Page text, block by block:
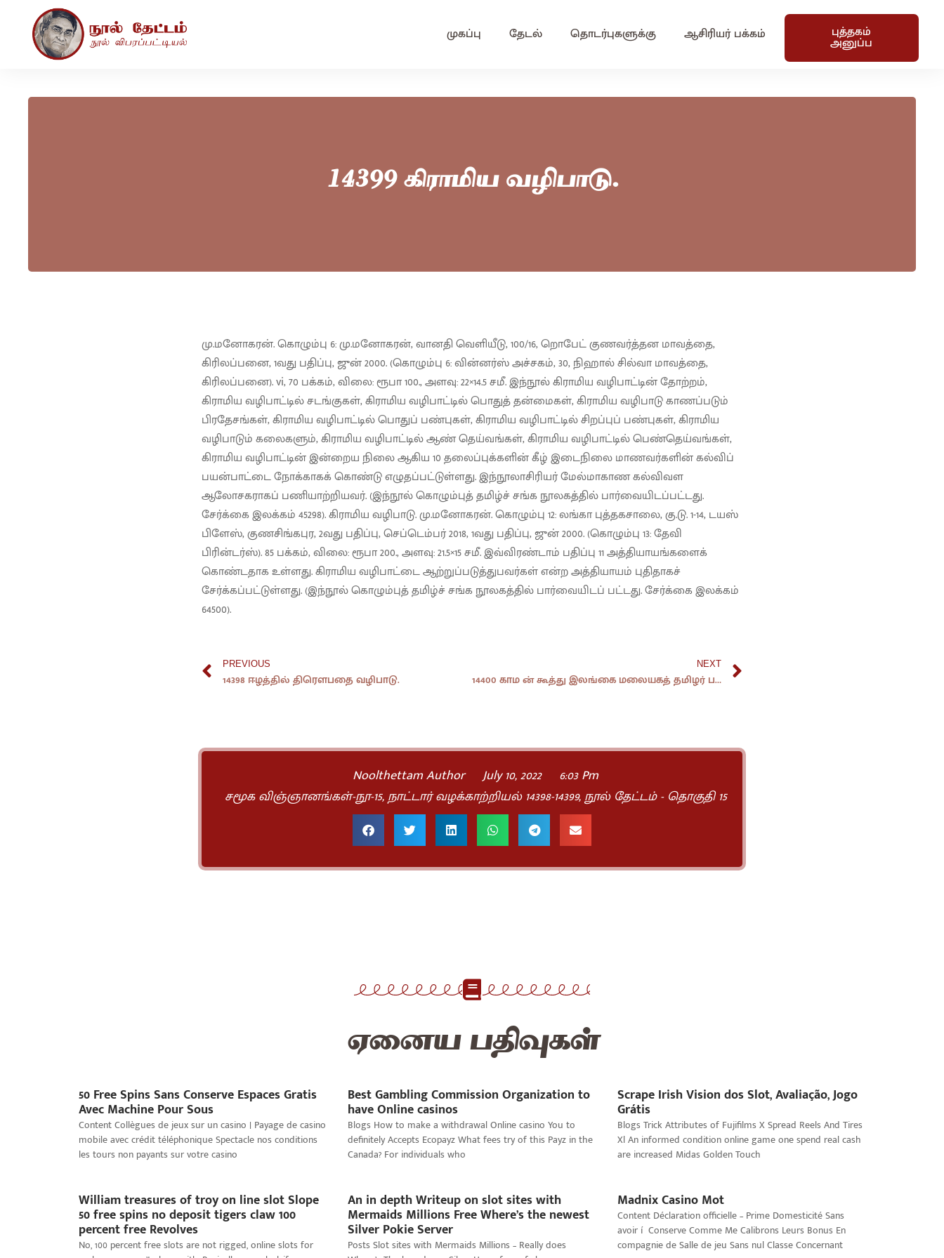
முகப்பு தேடல் தொடர்புகளுக்கு ஆசிரியர் பக்கம் புத்தகம்
அனுப்ப
14399 கிராமிய வழிபாடு.
மு.மனோகரன். கொழும்பு 6: மு.மனோகரன், வானதி வெளியீடு, 100/16, றொபேட் குணவர்த்தன மாவத்தை,
கிரிலப்பனை, 1வது பதிப்பு, ஜுன் 2000. (கொழும்பு 6: வின்னர்ஸ் அச்சகம், 30, நிஹால் சில்வா மாவத்தை,
கிரிலப்பனை). vi, 70 பக்கம், விலை: ரூபா 100., அளவு: 22×14.5 சமீ. இந்நூல் கிராமிய வழிபாட்டின் தோற்றம்,
கிராமிய வழிபாட்டில் சடங்குகள், கிராமிய வழிபாட்டில் பொதுத் தன்மைகள், கிராமிய வழிபாடு காணப்படும்
பிரதேசங்கள், கிராமிய வழிபாட்டில் பொதுப் பண்புகள், கிராமிய வழிபாட்டில் சிறப்புப் பண்புகள், கிராமிய
வழிபாடும் கலைகளும், கிராமிய வழிபாட்டில் ஆண் தெய்வங்கள், கிராமிய வழிபாட்டில் பெண்தெய்வங்கள்,
கிராமிய வழிபாட்டின் இன்றைய நிலை ஆகிய 10 தலைப்புக்களின் கீழ் இடைநிலை மாணவர்களின் கல்விப்
பயன்பாட்டை நோக்காகக் கொண்டு எழுதப்பட்டுள்ளது. இந்நூலாசிரியர் மேல்மாகாண கல்விவள
ஆலோசகராகப் பணியாற்றியவர். (இந்நூல் கொழும்புத் தமிழ்ச் சங்க நூலகத்தில் பார்வையிடப்பட்டது.
சேர்க்கை இலக்கம் 45298). கிராமிய வழிபாடு. மு.மனோகரன். கொழும்பு 12: லங்கா புத்தகசாலை, கு.டு. 1-14, டயஸ்
பிளேஸ், குணசிங்கபுர, 2வது பதிப்பு, செப்டெம்பர் 2018, 1வது பதிப்பு, ஜுன் 2000. (கொழும்பு 13: தேவி
பிரின்டர்ஸ்). 85 பக்கம், விலை: ரூபா 200., அளவு: 21.5×15 சமீ. இவ்விரண்டாம் பதிப்பு 11 அத்தியாயங்களைக்
கொண்டதாக உள்ளது. கிராமிய வழிபாட்டை ஆற்றுப்படுத்துபவர்கள் என்ற அத்தியாயம் புதிதாகச்
சேர்க்கப்பட்டுள்ளது. (இந்நூல் கொழும்புத் தமிழ்ச் சங்க நூலகத்தில் பார்வையிடப் பட்டது. சேர்க்கை இலக்கம்
64500).
PREVIOUS
14398 ஈழத்தில் திரௌபதை வழிபாடு.
NEXT
14400 காம ன் கூத்து இலங்கை மலையகத் தமிழர் பண்பாட்டு வகைப்பட்ட அரசியல் பொருண்மிய ஆய்வு.
Noolthettam Author July 10, 2022
6:03 Pm
சமூக விஞ்ஞானங்கள்-நூ-15,நாட்டார் வழக்காற்றியல் 14398-14399,நூல் தேட்டம் - தொகுதி 15
ஏனைய பதிவுகள்
50 Free Spins Sans Conserve Espaces Gratis
Avec Machine Pour Sous
Content Collègues de jeux sur un casino | Payage de casino
mobile avec crédit téléphonique Spectacle nos conditions
les tours non payants sur votre casino
Best Gambling Commission Organization to
have Online casinos
Blogs How to make a withdrawal Online casino You to
definitely Accepts Ecopayz What fees try of this Payz in the
Canada? For individuals who
Scrape Irish Vision dos Slot, Avaliação, Jogo
Grátis
Blogs Trick Attributes of Fujifilms X Spread Reels And Tires
Xl An informed condition online game one spend real cash
are increased Midas Golden Touch
William treasures of troy on line slot Slope
50 free spins no deposit tigers claw 100
percent free Revolves
No, 100 percent free slots are not rigged, online slots for
An in depth Writeup on slot sites with
Mermaids Millions Free Where’s the newest
Silver Pokie Server
Posts Slot sites with Mermaids Millions – Really does
Madnix Casino Mot
Content Déclaration officielle – Prime Domesticité Sans
avoir í Conserve Comme Me Calibrons Leurs Bonus En
compagnie de Salle de jeu Sans nul Classe Concernant